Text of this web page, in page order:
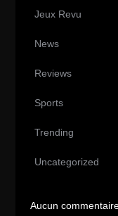
Jeux Revu
News
Reviews
Sports
Trending
Uncategorized
Aucun